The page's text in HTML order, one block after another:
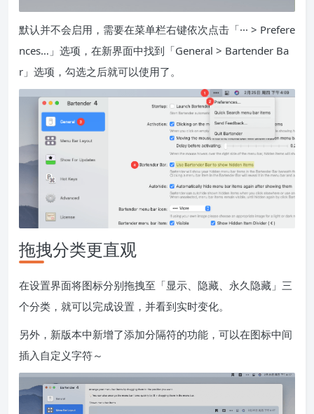
默认并不会启用，需要在菜单栏右键依次点击「··· > Prefere
nces…」选项，在新界面中找到「General > Bartender Ba
r」选项，勾选之后就可以使用了。
拖拽分类更直观
在设置界面将图标分别拖拽至「显示、隐藏、永久隐藏」三
个分类，就可以完成设置，并看到实时变化。
另外，新版本中新增了添加分隔符的功能，可以在图标中间
插入自定义字符～